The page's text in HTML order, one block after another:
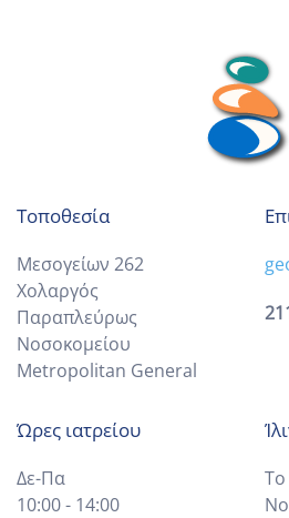
Τοποθεσία
Μεσογείων 262
Χολαργός
Παραπλεύρως
Νοσοκομείου
Metropolitan General
Ώρες ιατρείου
Δε-Πα
10:00 - 14:00